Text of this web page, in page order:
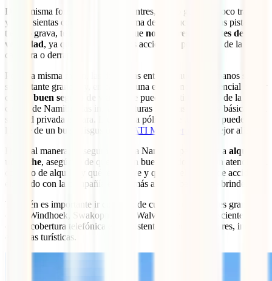
De la misma forma, aunque encuentres, por lo general, poco tráfico
y ya te sientas confiado con la forma de conducción en las pistas de
tierra o grava, te recomendamos que no superes los límites de
velocidad, ya que no son raros los accidentes por salidas de la
carretera o derrapes.
Por esta misma razón, las distancias entre los núcleos urbanos suelen
ser bastante grandes y, en caso de una emergencia, es esencial contar
con un buen seguro de viajes
que pueda asistirte. Fuera de la
capital de Namibia, las infraestructuras médicas son muy básicas y la
sanidad privada es cara. Llevar una póliza que te proteja puede
librarte de un buen disgusto y el
IATI Mochilero
es tu mejor aliado.
De igual manera, es seguro viajar a Namibia, pero si vas a alquilar
un coche, asegúrate de que está en buen estado y lee con atención el
contrato de alquiler y qué te incluye y qué no el seguro de accidente,
eligiendo con la compañía el que más altas coberturas te brinde.
También es importante ir con algo de cuidado en ciudades grandes
como Windhoek, Swakopmund y Walvis Bay y ser consciente de
que la cobertura telefónica es inexistente en muchos lugares, incluso
en zonas turísticas.